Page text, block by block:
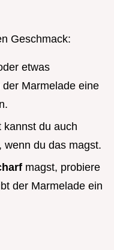
Geschmack:
etwas
der Marmelade eine
kannst du auch
wenn du das magst.
magst, probiere
der Marmelade ein